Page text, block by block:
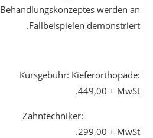
Behandlungskonzeptes werden an
Fallbeispielen demonstriert.
Kursgebühr: Kieferorthopäde:
449,00 + MwSt.
Zahntechniker:
299,00 + MwSt.